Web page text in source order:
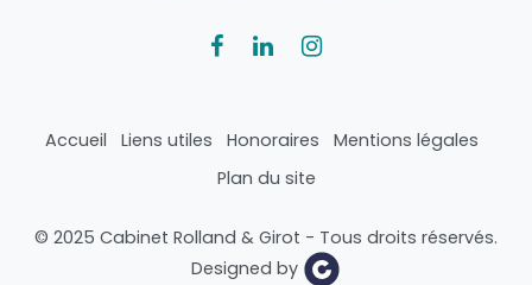
Accueil Liens utiles Honoraires
Mentions légales
Plan du site
© 2025 Cabinet Rolland & Girot - Tous droits réservés.
Designed by